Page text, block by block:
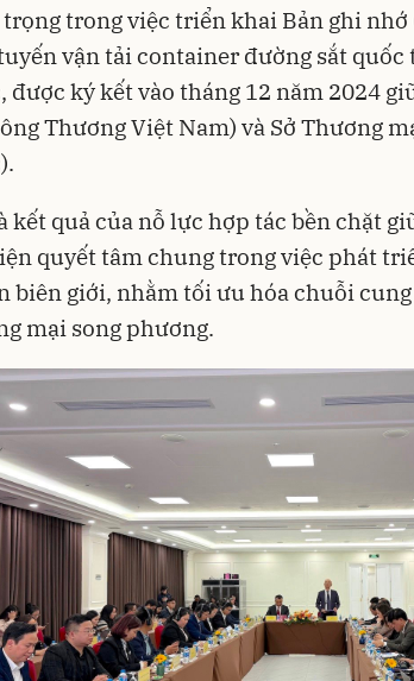
trong việc triển khai Bản ghi nhớ
vận tải container đường sắt quốc
được ký kết vào tháng 12 năm 2024
Thương Việt Nam) và Sở Thương
kết quả của nỗ lực hợp tác bền chặt
quyết tâm chung trong việc phát
biên giới, nhằm tối ưu hóa chuỗi
mại song phương.